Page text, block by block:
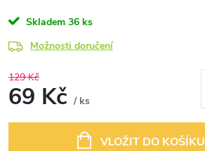
Skladem 36 ks
Možnosti doručení
129 Kč
69 Kč / ks
VLOŽIT DO KOŠÍKU